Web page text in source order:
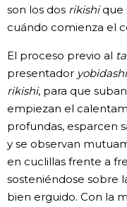
son los dos rikishique
cuándo comienza el
El proceso previo al
presentador yobidashi
rikishi, para que
empiezan el
profundas, esparcen
y se observan
en cuclillas frente a
sosteniéndose sobre
bien erguido. Con la